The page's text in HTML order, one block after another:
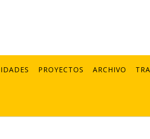
PROYECTOS ARCHIVO